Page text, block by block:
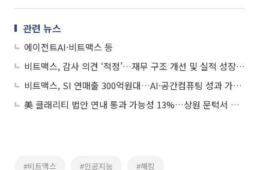
관련 뉴스
에이전트AI·비트맥스 등
비트맥스, 감사 의견 ‘적정’…재무 구조 개선 및 실적 성장 ‘청신호’
비트맥스, SI 연매출 300억원대…AI·공간컴퓨팅 성과 가시화
美 클래리티 법안 연내 통과 가능성 13%…상원 문턱서 제동
#비트맥스 #인공지능 #해킹